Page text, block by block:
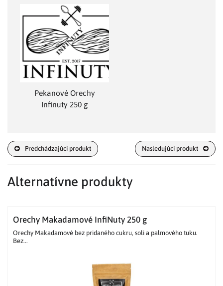
Pekanové Orechy
Infinuty 250 g
Predchádzajúci produkt Nasledujúci produkt
Alternatívne produkty
Orechy Makadamové InfiNuty 250 g
Orechy Makadamové bez pridaného cukru, soli a palmového tuku.
Bez...